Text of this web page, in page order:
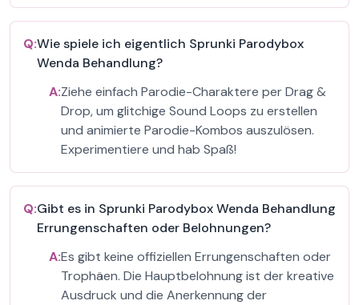
Q:Wie spiele ich eigentlich Sprunki Parodybox
Wenda Behandlung?
A:Ziehe einfach Parodie-Charaktere per Drag &
Drop, um glitchige Sound Loops zu erstellen
und animierte Parodie-Kombos auszulösen.
Experimentiere und hab Spaß!
Q:Gibt es in Sprunki Parodybox Wenda Behandlung
Errungenschaften oder Belohnungen?
A:Es gibt keine offiziellen Errungenschaften oder
Trophäen. Die Hauptbelohnung ist der kreative
Ausdruck und die Anerkennung der